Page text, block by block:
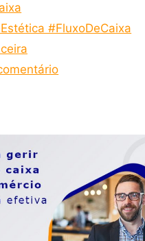
#FluxoDeCaixa